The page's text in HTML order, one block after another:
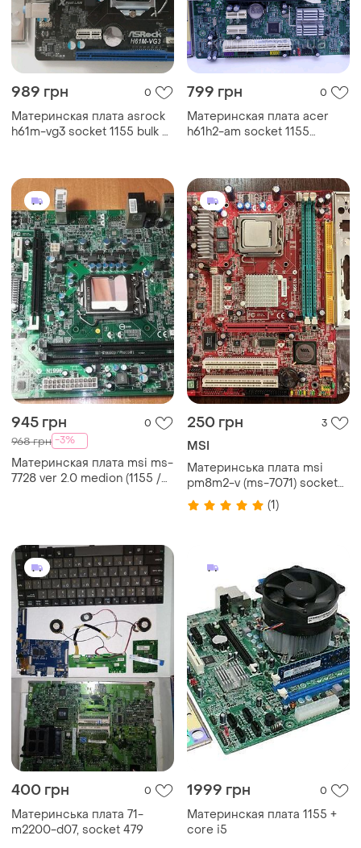
989 грн 0
Материнская плата asrock
h61m-vg3 socket 1155 bulk в
799 грн 0
Материнская плата acer
h61h2-am socket 1155
945 грн 0
968 грн -3%
Материнская плата msi ms-
7728 ver 2.0 medion (1155 /
250 грн 3
MSI
Материнська плата msi
pm8m2-v (ms-7071) socket
775 з процесором intel
pentium 4
(1)
400 грн 0
Материнська плата 71-
m2200-d07, socket 479
1999 грн 0
Материнская плата 1155 +
core і5